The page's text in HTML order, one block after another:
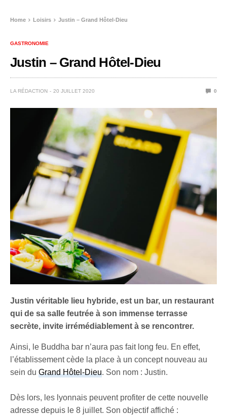
Home Loisirs Justin – Grand Hôtel-Dieu
GASTRONOMIE
Justin – Grand Hôtel-Dieu
LA RÉDACTION 20 JUILLET 2020 0
Justin véritable lieu hybride, est un bar, un restaurant
qui de sa salle feutrée à son immense terrasse
secrète, invite irrémédiablement à se rencontrer.
Ainsi, le Buddha bar n’aura pas fait long feu. En effet,
l’établissement cède la place à un concept nouveau au
sein duGrand Hôtel-Dieu. Son nom : Justin.
Dès lors, les lyonnais peuvent profiter de cette nouvelle
adresse depuis le 8 juillet. Son objectif affiché :